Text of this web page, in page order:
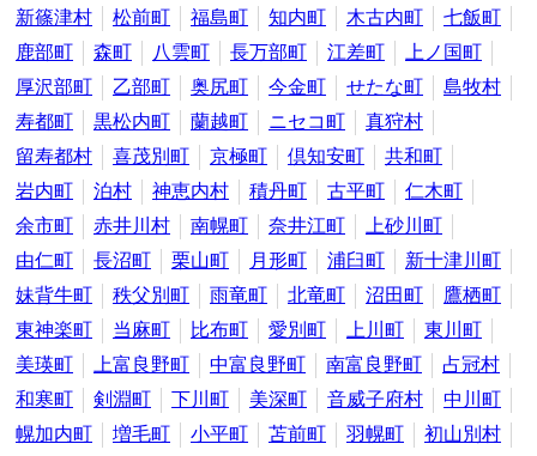
新篠津村
松前町 福島町 知内町 木古内町
七飯町
鹿部町
森町 八雲町 長万部町 江差町
上ノ国町
厚沢部町
乙部町 奥尻町 今金町 せたな町
島牧村
寿都町
黒松内町 蘭越町 ニセコ町
真狩村
留寿都村
喜茂別町 京極町 倶知安町
共和町
岩内町
泊村 神恵内村 積丹町 古平町
仁木町
余市町
赤井川村 南幌町 奈井江町
上砂川町
由仁町
長沼町 栗山町 月形町 浦臼町
新十津川町
妹背牛町
秩父別町 雨竜町 北竜町 沼田町
鷹栖町
東神楽町
当麻町 比布町 愛別町 上川町
東川町
美瑛町
上富良野町 中富良野町 南富良野町
占冠村
和寒町
剣淵町 下川町 美深町 音威子府村
中川町
幌加内町
増毛町 小平町 苫前町 羽幌町
初山別村